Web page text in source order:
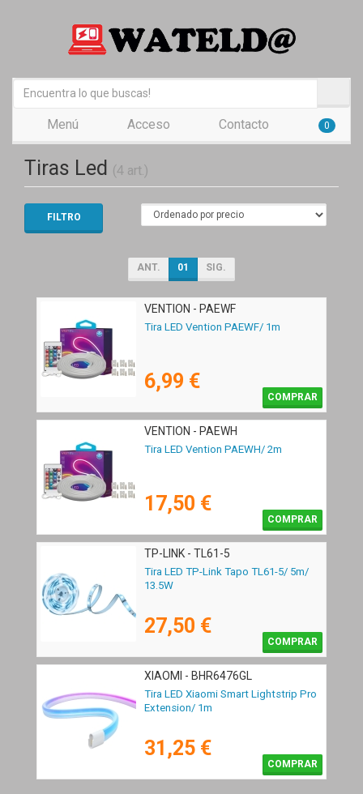
Menú Acceso Contacto 0
Tiras Led (4 art.)
FILTRO
ANT. 01 SIG.
VENTION - PAEWF
Tira LED Vention PAEWF/ 1m
6,99 €
COMPRAR
VENTION - PAEWH
Tira LED Vention PAEWH/ 2m
17,50 €
COMPRAR
TP-LINK - TL61-5
Tira LED TP-Link Tapo TL61-5/ 5m/
13.5W
27,50 €
COMPRAR
XIAOMI - BHR6476GL
Tira LED Xiaomi Smart Lightstrip Pro
Extension/ 1m
31,25 €
COMPRAR